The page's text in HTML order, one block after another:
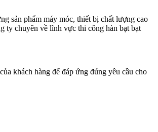
sản phẩm máy móc, thiết bị chất lượng cao
ty chuyên về lĩnh vực thi công hàn bạt bạt
khách hàng để đáp ứng đúng yêu cầu cho